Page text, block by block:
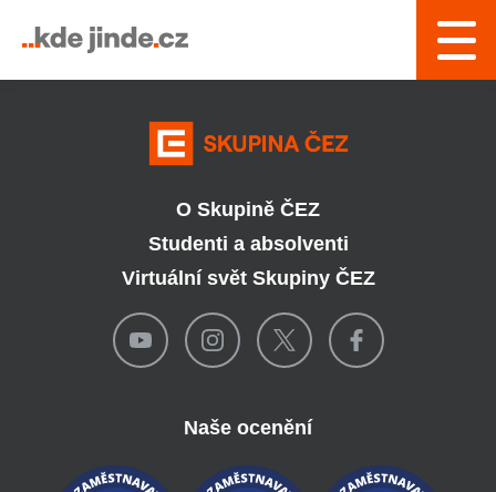
O Skupině ČEZ
Studenti a absolventi
Virtuální svět Skupiny ČEZ
Naše ocenění